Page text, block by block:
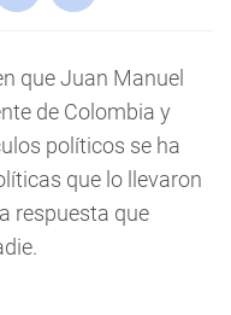
que Juan Manuel
de Colombia y
políticos se ha
que lo llevaron
respuesta que